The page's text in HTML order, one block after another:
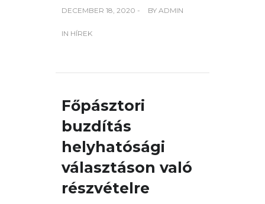
DECEMBER 18, 2020 - BY ADMIN
IN HÍREK
Főpásztori
buzdítás
helyhatósági
választáson való
részvételre